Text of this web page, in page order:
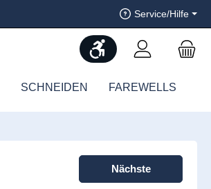
Service/Hilfe
Werkzeugleiste
SCHNEIDEN FAREWELLS
Nächste